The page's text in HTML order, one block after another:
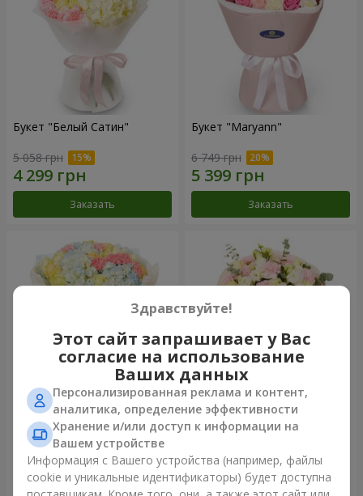
Букет "Белый Сатин"
5 058 грн
Заказать
Букет "Maryann"
6 749 грн
Заказать
Букет "Небесная лазурь"
18 460 грн
Заказать
Букет "Secret"
Заказать
Здравствуйте!
Этот сайт запрашивает у Вас
согласие на использование
Ваших данных
Персонализированная реклама и контент,
аналитика, определение эффективности
Хранение и/или доступ к информации на
Вашем устройстве
Информация с Вашего устройства (например, файлы
cookie и уникальные идентификаторы) будет доступна